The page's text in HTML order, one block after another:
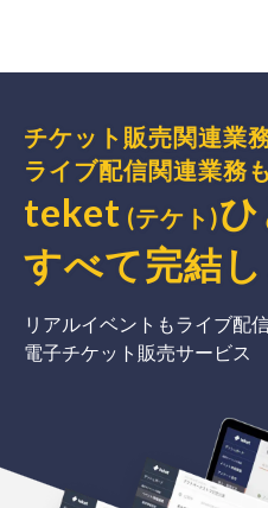
チケット販売関連業務
ライブ配信関連業務も
teket (テケト)ひ
すべて完結
リアルイベントもライブ配
電子チケット販売サービス